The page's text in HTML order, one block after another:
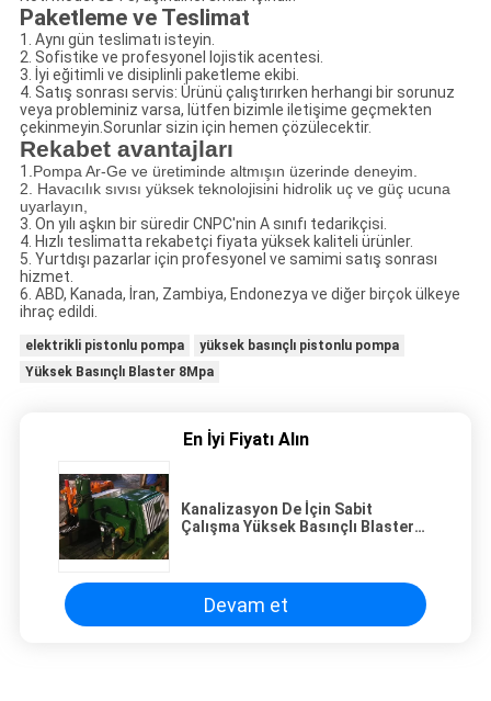
Paketleme ve Teslimat
1. Aynı gün teslimatı isteyin.
2. Sofistike ve profesyonel lojistik acentesi.
3. İyi eğitimli ve disiplinli paketleme ekibi.
4. Satış sonrası servis: Ürünü çalıştırırken herhangi bir sorunuz
veya probleminiz varsa, lütfen bizimle iletişime geçmekten
çekinmeyin.Sorunlar sizin için hemen çözülecektir.
Rekabet avantajları
1 .Pompa Ar-Ge ve üretiminde altmışın üzerinde deneyim.
2. Havacılık sıvısı yüksek teknolojisini hidrolik uç ve güç ucuna
uyarlayın,
3. On yılı aşkın bir süredir CNPC'nin A sınıfı tedarikçisi.
4. Hızlı teslimatta rekabetçi fiyata yüksek kaliteli ürünler.
5. Yurtdışı pazarlar için profesyonel ve samimi satış sonrası
hizmet.
6. ABD, Kanada, İran, Zambiya, Endonezya ve diğer birçok ülkeye
ihraç edildi.
elektrikli pistonlu pompa
yüksek basınçlı pistonlu pompa
Yüksek Basınçlı Blaster 8Mpa
En İyi Fiyatı Alın
Kanalizasyon De İçin Sabit
Çalışma Yüksek Basınçlı Blaster
Devam et